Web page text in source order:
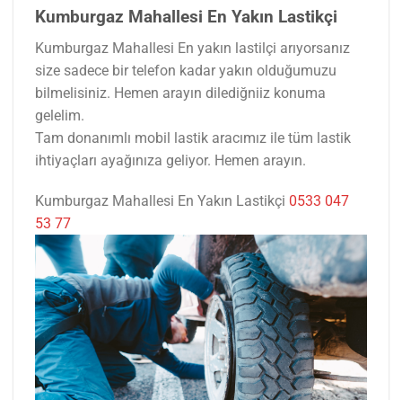
Kumburgaz Mahallesi En Yakın Lastikçi
Kumburgaz Mahallesi En yakın lastilçi arıyorsanız
size sadece bir telefon kadar yakın olduğumuzu
bilmelisiniz. Hemen arayın dilediğniiz konuma
gelelim.
Tam donanımlı mobil lastik aracımız ile tüm lastik
ihtiyaçları ayağınıza geliyor. Hemen arayın.
Kumburgaz Mahallesi En Yakın Lastikçi 0533 047
53 77